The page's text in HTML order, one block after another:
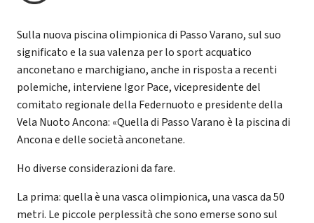
Sulla nuova piscina olimpionica di Passo Varano, sul suo
significato e la sua valenza per lo sport acquatico
anconetano e marchigiano, anche in risposta a recenti
polemiche, interviene Igor Pace, vicepresidente del
comitato regionale della Federnuoto e presidente della
Vela Nuoto Ancona: «Quella di Passo Varano è la piscina di
Ancona e delle società anconetane.
Ho diverse considerazioni da fare.
La prima: quella è una vasca olimpionica, una vasca da 50
metri. Le piccole perplessità che sono emerse sono sul